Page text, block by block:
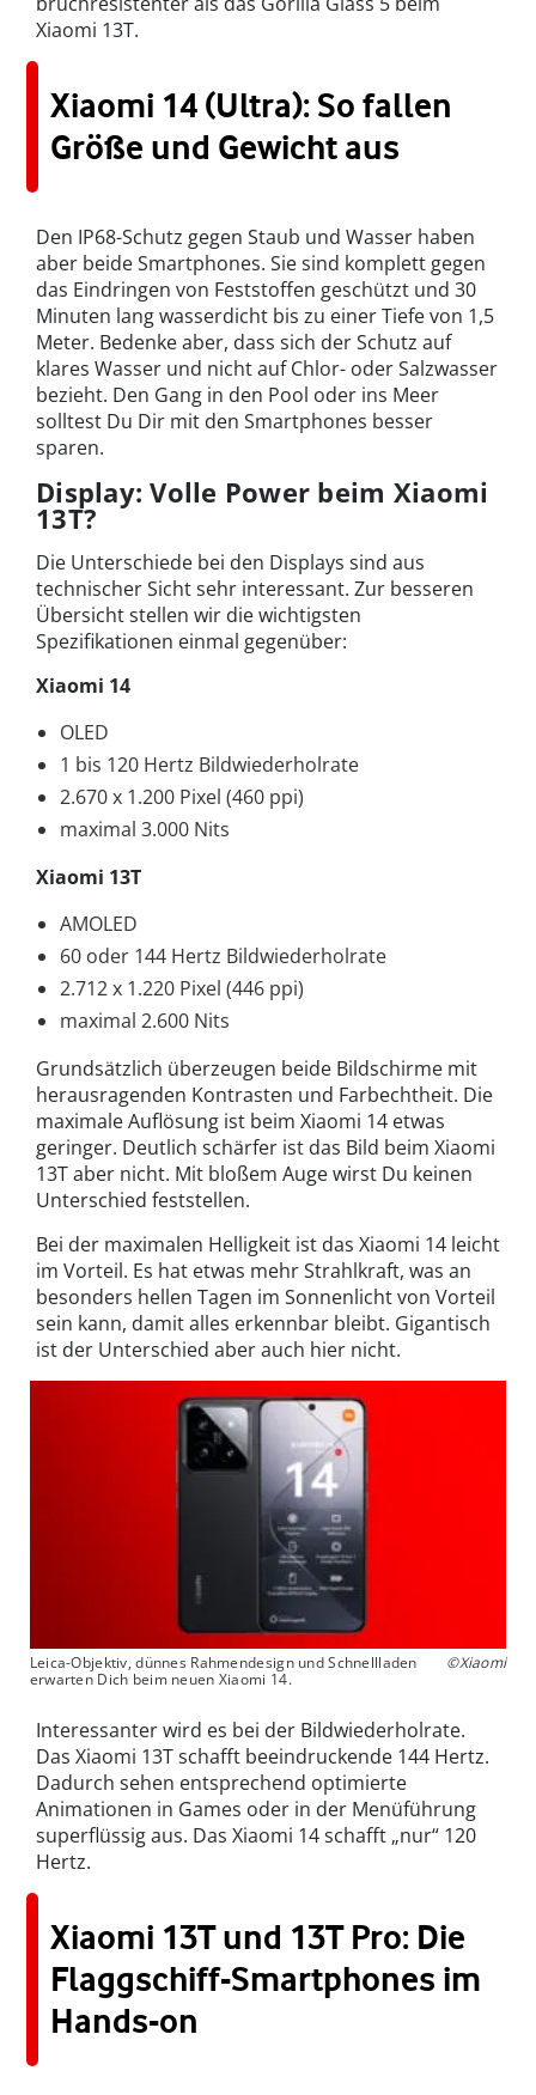
Xiaomi 13T.
Xiaomi 14 (Ultra): So fallen
Größe und Gewicht aus
Den IP68-Schutz gegen Staub und Wasser haben
aber beide Smartphones. Sie sind komplett gegen
das Eindringen von Feststoffen geschützt und 30
Minuten lang wasserdicht bis zu einer Tiefe von 1,5
Meter. Bedenke aber, dass sich der Schutz auf
klares Wasser und nicht auf Chlor- oder Salzwasser
bezieht. Den Gang in den Pool oder ins Meer
solltest Du Dir mit den Smartphones besser
sparen.
Display: Volle Power beim Xiaomi
13T?
Die Unterschiede bei den Displays sind aus
technischer Sicht sehr interessant. Zur besseren
Übersicht stellen wir die wichtigsten
Spezifikationen einmal gegenüber:
Xiaomi 14
OLED
1 bis 120 Hertz Bildwiederholrate
2.670 x 1.200 Pixel (460 ppi)
maximal 3.000 Nits
Xiaomi 13T
AMOLED
60 oder 144 Hertz Bildwiederholrate
2.712 x 1.220 Pixel (446 ppi)
maximal 2.600 Nits
Grundsätzlich überzeugen beide Bildschirme mit
herausragenden Kontrasten und Farbechtheit. Die
maximale Auflösung ist beim Xiaomi 14 etwas
geringer. Deutlich schärfer ist das Bild beim Xiaomi
13T aber nicht. Mit bloßem Auge wirst Du keinen
Unterschied feststellen.
Bei der maximalen Helligkeit ist das Xiaomi 14 leicht
im Vorteil. Es hat etwas mehr Strahlkraft, was an
besonders hellen Tagen im Sonnenlicht von Vorteil
sein kann, damit alles erkennbar bleibt. Gigantisch
ist der Unterschied aber auch hier nicht.
Leica-Objektiv, dünnes Rahmendesign und Schnellladen
erwarten Dich beim neuen Xiaomi 14.
©Xiaomi
Interessanter wird es bei der Bildwiederholrate.
Das Xiaomi 13T schafft beeindruckende 144 Hertz.
Dadurch sehen entsprechend optimierte
Animationen in Games oder in der Menüführung
superflüssig aus. Das Xiaomi 14 schafft „nur“ 120
Hertz.
Xiaomi 13T und 13T Pro: Die
Flaggschiff-Smartphones im
Hands-on